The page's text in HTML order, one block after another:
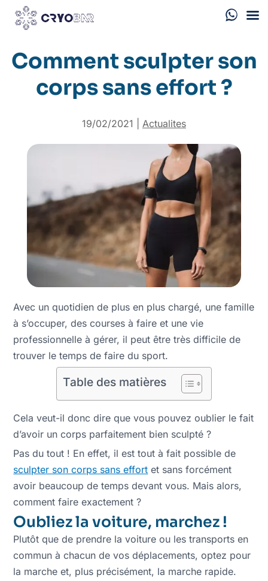
Comment sculpter son
corps sans effort ?
19/02/2021 Actualites
Avec un quotidien de plus en plus chargé, une famille
à s’occuper, des courses à faire et une vie
professionnelle à gérer, il peut être très difficile de
trouver le temps de faire du sport.
Table des matières
Cela veut-il donc dire que vous pouvez oublier le fait
d’avoir un corps parfaitement bien sculpté ?
Pas du tout ! En effet, il est tout à fait possible de
sculpter son corps sans effort et sans forcément
avoir beaucoup de temps devant vous. Mais alors,
comment faire exactement ?
Oubliez la voiture, marchez !
Plutôt que de prendre la voiture ou les transports en
commun à chacun de vos déplacements, optez pour
la marche et, plus précisément, la marche rapide.